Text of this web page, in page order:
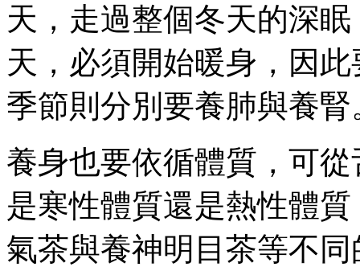
天，走過整個冬天的深
天，必須開始暖身，因
季節則分別要養肺與養腎
養身也要依循體質，可
是寒性體質還是熱性體
氣茶與養神明目茶等不